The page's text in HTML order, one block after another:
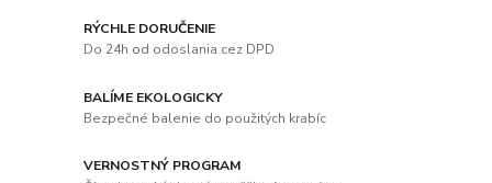
RÝCHLE DORUČENIE
Do 24h od odoslania cez DPD
BALÍME EKOLOGICKY
Bezpečné balenie do použitých krabíc
VERNOSTNÝ PROGRAM